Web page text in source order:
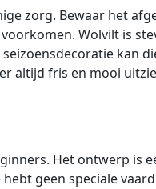
zorg. Bewaar het
Wolvilt is
kan
altijd fris en mooi
Het ontwerp is
geen speciale